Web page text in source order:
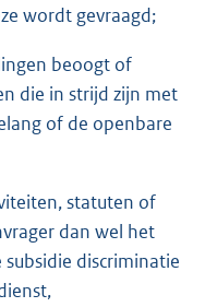
wordt gevraagd;
beoogt of
die in strijd zijn met
of de openbare
statuten of
dan wel het
discriminatie